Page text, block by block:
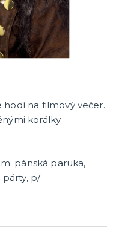
hodí na filmový večer.
korálky
pánská paruka,
párty, p/